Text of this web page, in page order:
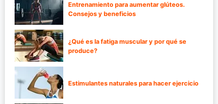
Entrenamiento para aumentar glúteos.
Consejos y beneficios
¿Qué es la fatiga muscular y por qué se
produce?
Estimulantes naturales para hacer ejercicio